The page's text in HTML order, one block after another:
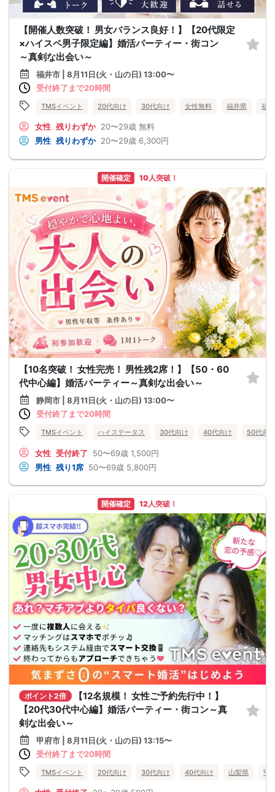
【開催人数突破！ 男女バランス良好！】【20代限定
×ハイスペ男子限定編】婚活パーティー・街コン
～真剣な出会い～
福井市 | 8月11日(火・山の日) 13:00〜
受付終了まで20時間
TMSイベント 20代向け 30代向け 女性無料 福井県 福
女性 残りわずか 20〜29歳 無料
男性 残りわずか 20〜29歳 6,300円
開催確定 10人突破！
【10名突破！ 女性完売！ 男性残2席！】【50・60
代中心編】婚活パーティー～真剣な出会い～
静岡市 | 8月11日(火・山の日) 13:00〜
受付終了まで20時間
TMSイベント ハイステータス 30代向け 40代向け 50代向け
女性 受付終了 50〜69歳 1,500円
男性 残り1席 50〜69歳 5,800円
開催確定 12人突破！
ポイント2倍
【12名規模！ 女性ご予約先行中！】
【20代30代中心編】婚活パーティー・街コン～真
剣な出会い～
甲府市 | 8月11日(火・山の日) 13:15〜
受付終了まで20時間
TMSイベント 20代向け 30代向け 40代向け 山梨県 甲